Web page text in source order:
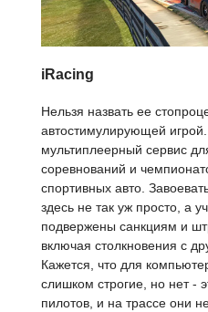
iRacing
Нельзя назвать ее
автостимулирующей
мультиплеерный сервис
соревнований и
спортивных авто.
здесь не так уж просто, а
подвержены санкциям и
включая столкновения с
Кажется, что для
слишком строгие, но нет -
пилотов, и на трассе они